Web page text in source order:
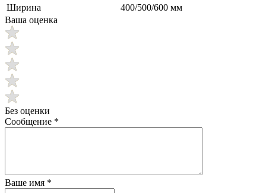
Ширина
400/500/600 мм
Ваша оценка
Без оценки
Сообщение *
Ваше имя *